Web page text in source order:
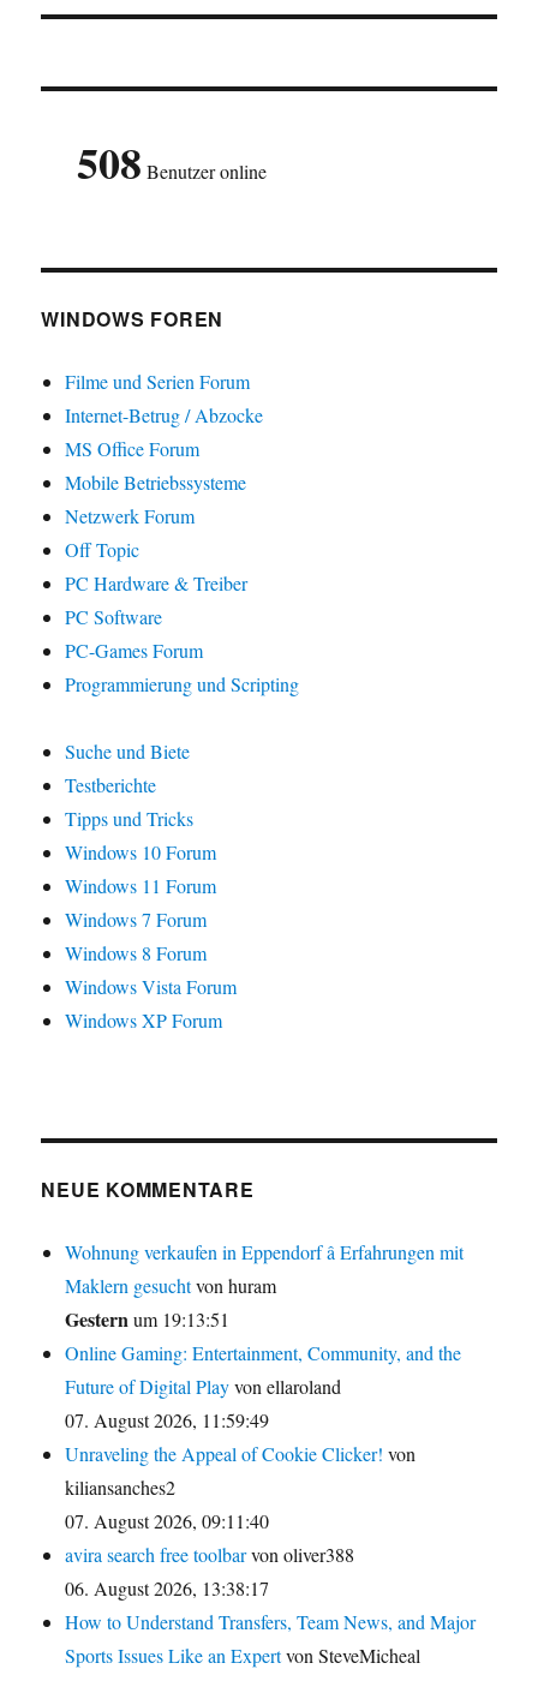
508 Benutzer online
WINDOWS FOREN
Filme und Serien Forum
Internet-Betrug / Abzocke
MS Office Forum
Mobile Betriebssysteme
Netzwerk Forum
Off Topic
PC Hardware & Treiber
PC Software
PC-Games Forum
Programmierung und Scripting
Suche und Biete
Testberichte
Tipps und Tricks
Windows 10 Forum
Windows 11 Forum
Windows 7 Forum
Windows 8 Forum
Windows Vista Forum
Windows XP Forum
NEUE KOMMENTARE
Wohnung verkaufen in Eppendorf â Erfahrungen mit
Maklern gesuchtvon huram
Gesternum 19:13:51
Online Gaming: Entertainment, Community, and the
Future of Digital Playvon ellaroland
07. August 2026, 11:59:49
Unraveling the Appeal of Cookie Clicker! von
kiliansanches2
07. August 2026, 09:11:40
avira search free toolbarvon oliver388
06. August 2026, 13:38:17
How to Understand Transfers, Team News, and Major
Sports Issues Like an Expertvon SteveMicheal